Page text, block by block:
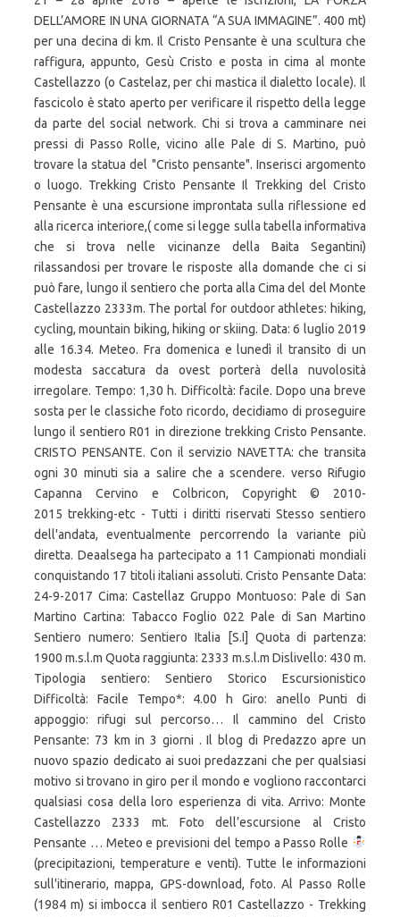
DELL’AMORE IN UNA GIORNATA “A SUA IMMAGINE”. 400 mt)
per una decina di km. Il Cristo Pensante è una scultura che
raffigura, appunto, Gesù Cristo e posta in cima al monte
Castellazzo (o Castelaz, per chi mastica il dialetto locale). Il
fascicolo è stato aperto per verificare il rispetto della legge
da parte del social network. Chi si trova a camminare nei
pressi di Passo Rolle, vicino alle Pale di S. Martino, può
trovare la statua del "Cristo pensante". Inserisci argomento
o luogo. Trekking Cristo Pensante Il Trekking del Cristo
Pensante è una escursione improntata sulla riflessione ed
alla ricerca interiore,( come si legge sulla tabella informativa
che si trova nelle vicinanze della Baita Segantini)
rilassandosi per trovare le risposte alla domande che ci si
può fare, lungo il sentiero che porta alla Cima del del Monte
Castellazzo 2333m. The portal for outdoor athletes: hiking,
cycling, mountain biking, hiking or skiing. Data: 6 luglio 2019
alle 16.34. Meteo. Fra domenica e lunedì il transito di un
modesta saccatura da ovest porterà della nuvolosità
irregolare. Tempo: 1,30 h. Difficoltà: facile. Dopo una breve
sosta per le classiche foto ricordo, decidiamo di proseguire
lungo il sentiero R01 in direzione trekking Cristo Pensante.
CRISTO PENSANTE. Con il servizio NAVETTA: che transita
ogni 30 minuti sia a salire che a scendere. verso Rifugio
Capanna Cervino e Colbricon, Copyright © 2010-
2015 trekking-etc - Tutti i diritti riservati Stesso sentiero
dell'andata, eventualmente percorrendo la variante più
diretta. Deaalsega ha partecipato a 11 Campionati mondiali
conquistando 17 titoli italiani assoluti. Cristo Pensante Data:
24-9-2017 Cima: Castellaz Gruppo Montuoso: Pale di San
Martino Cartina: Tabacco Foglio 022 Pale di San Martino
Sentiero numero: Sentiero Italia [S.I] Quota di partenza:
1900 m.s.l.m Quota raggiunta: 2333 m.s.l.m Dislivello: 430 m.
Tipologia sentiero: Sentiero Storico Escursionistico
Difficoltà: Facile Tempo*: 4.00 h Giro: anello Punti di
appoggio: rifugi sul percorso… Il cammino del Cristo
Pensante: 73 km in 3 giorni . Il blog di Predazzo apre un
nuovo spazio dedicato ai suoi predazzani che per qualsiasi
motivo si trovano in giro per il mondo e vogliono raccontarci
qualsiasi cosa della loro esperienza di vita. Arrivo: Monte
Castellazzo 2333 mt. Foto dell’escursione al Cristo
Pensante … Meteo e previsioni del tempo a Passo Rolle
(precipitazioni, temperature e venti). Tutte le informazioni
sull'itinerario, mappa, GPS-download, foto. Al Passo Rolle
(1984 m) si imbocca il sentiero R01 Castellazzo - Trekking